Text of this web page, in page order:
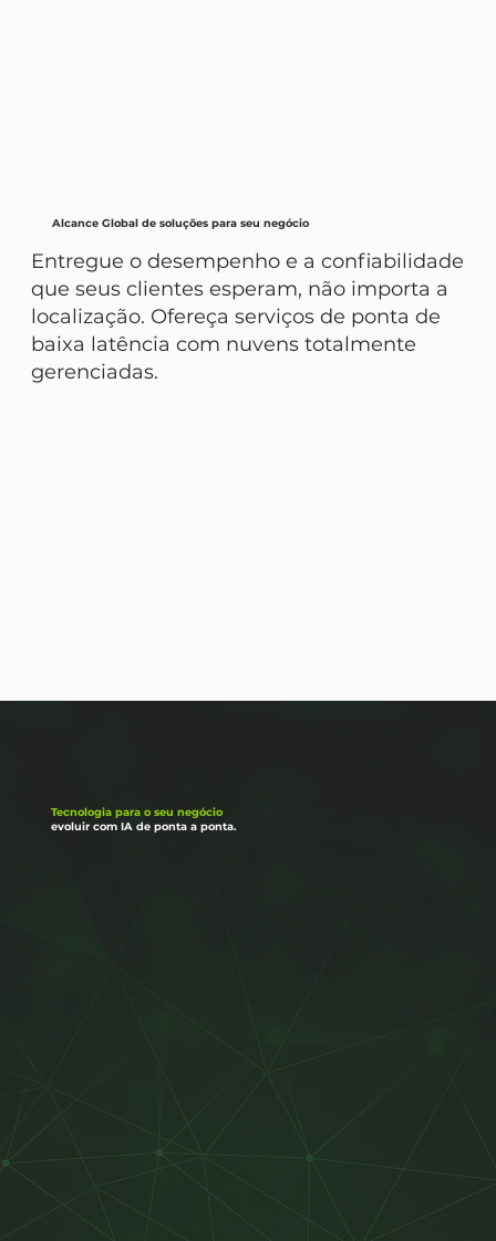
Alcance Global de soluções para seu negócio
Entregue o desempenho e a confiabilidade
que seus clientes esperam, não importa a
localização. Ofereça serviços de ponta de
baixa latência com nuvens totalmente
gerenciadas.
Tecnologia para o seu negócio
evoluir com IA de ponta a ponta.
IA
IA